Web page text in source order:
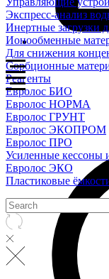
Экспресс-анализ
Инертные загрузки
Ионообменные
Для снижения
Сорбционные
Реагенты
Евролос БИО
Евролос НОРМА
Евролос ГРУНТ
Евролос ЭКОПРОМ
Евролос ПРО
Усиленные кессоны
Евролос ЭКО
Пластиковые